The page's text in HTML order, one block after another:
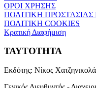
ΟΡΟΙ ΧΡΗΣΗΣ
ΠΟΛΙΤΙΚΗ
ΠΟΛΙΤΙΚΗ COOKIES
Κρατική Διαφήμιση
ΤΑΥΤΟΤΗΤΑ
Εκδότης: Νίκος